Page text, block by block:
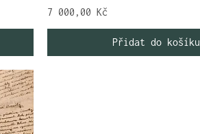
Cena
7 000,00 Kč
Přidat do košíku